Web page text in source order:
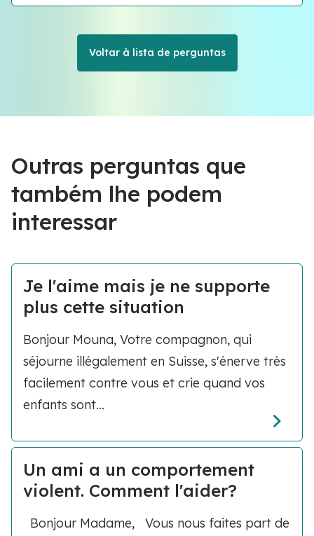
Voltar à lista de perguntas
Outras perguntas que
também lhe podem
interessar
Je l'aime mais je ne supporte
plus cette situation
Bonjour Mouna, Votre compagnon, qui
séjourne illégalement en Suisse, s'énerve très
facilement contre vous et crie quand vos
enfants sont...
Un ami a un comportement
violent. Comment l'aider?
Bonjour Madame, Vous nous faites part de